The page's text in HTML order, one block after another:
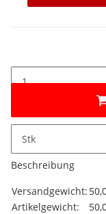
Stk
Beschreibung
Produkteigenschaft
Wert
Versandgewicht:
Artikelgewicht: